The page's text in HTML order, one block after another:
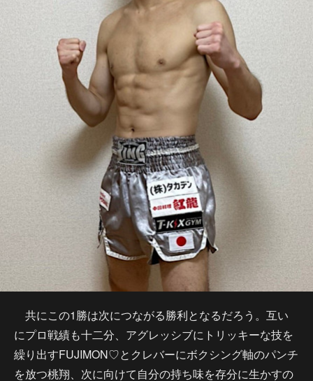
共にこの1勝は次につながる勝利となるだろう。互い
にプロ戦績も十二分、アグレッシブにトリッキーな技を
繰り出すFUJIMON♡とクレバーにボクシング軸のパンチ
を放つ桃翔、次に向けて自分の持ち味を存分に生かすの